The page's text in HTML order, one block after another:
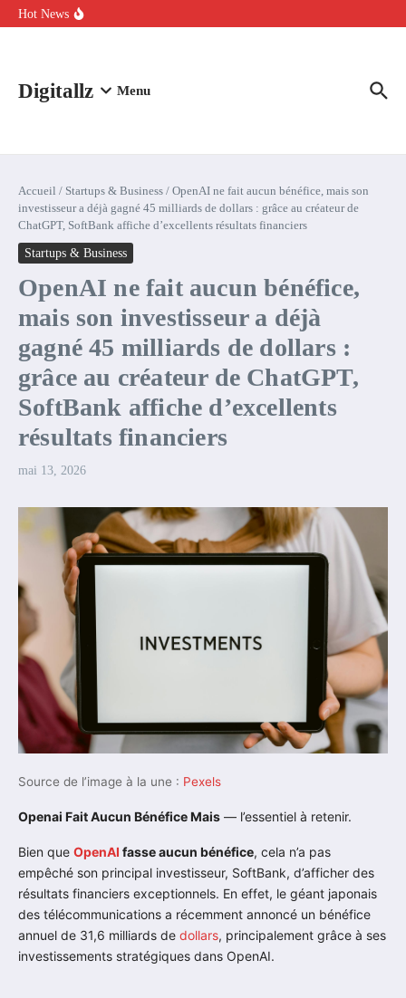
Aller au contenu
Hot News
Comment l’IA simplifie la data de caisse pour la transformer en
Digitallz Menu
Accueil / Startups & Business / OpenAI ne fait aucun bénéfice, mais son
investisseur a déjà gagné 45 milliards de dollars : grâce au créateur de
ChatGPT, SoftBank affiche d’excellents résultats financiers
Startups & Business
OpenAI ne fait aucun bénéfice,
mais son investisseur a déjà
gagné 45 milliards de dollars :
grâce au créateur de ChatGPT,
SoftBank affiche d’excellents
résultats financiers
mai 13, 2026
Source de l’image à la une : Pexels
Openai Fait Aucun Bénéfice Mais — l’essentiel à retenir.
Bien que OpenAI fasse aucun bénéfice, cela n’a pas
empêché son principal investisseur, SoftBank, d’afficher des
résultats financiers exceptionnels. En effet, le géant japonais
des télécommunications a récemment annoncé un bénéfice
annuel de 31,6 milliards de dollars, principalement grâce à ses
investissements stratégiques dans OpenAI.